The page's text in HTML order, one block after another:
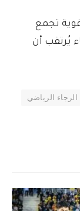
21:00 بمباراة قوية تجمع
يُرتقب أن
الرجاء الرياضي